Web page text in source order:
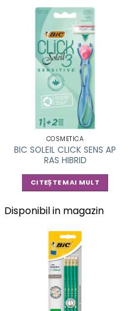
COSMETICA
BIC SOLEIL CLICK SENS AP
RAS HIBRID
CITEȘTE MAI MULT
Disponibil in magazin